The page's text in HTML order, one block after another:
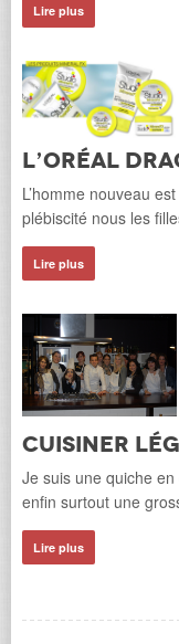
Lire plus
L’Oréal
L’homme nouveau
plébiscité nous les
Lire plus
cuisiner
Je suis une quiche
enfin surtout une
Lire plus